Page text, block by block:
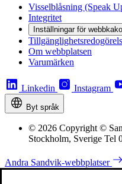
Visselblåsning (Speak
Integritet
Inställningar för
Om webbplatsen
Varumärken
Linkedin Instagram
Byt språk
© 2026 Copyright ©
Stockholm, Sverige Tel
Andra Sandvik-webbplatser